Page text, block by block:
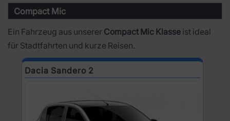
Compact Mic
Ein Fahrzeug aus unserer Compact Mic Klasse ist ideal
für Stadtfahrten und kurze Reisen.
Dacia Sandero 2